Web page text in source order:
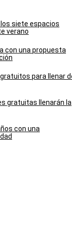
siete espacios
verano
con una propuesta
para llenar
gratuitas llenarán la
con una